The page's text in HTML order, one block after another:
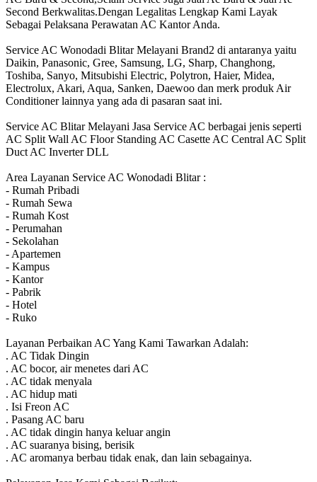
Second Berkwalitas.Dengan Legalitas Lengkap Kami Layak
Sebagai Pelaksana Perawatan AC Kantor Anda.
Service AC Wonodadi Blitar Melayani Brand2 di antaranya yaitu
Daikin, Panasonic, Gree, Samsung, LG, Sharp, Changhong,
Toshiba, Sanyo, Mitsubishi Electric, Polytron, Haier, Midea,
Electrolux, Akari, Aqua, Sanken, Daewoo dan merk produk Air
Conditioner lainnya yang ada di pasaran saat ini.
Service AC Blitar Melayani Jasa Service AC berbagai jenis seperti
AC Split Wall AC Floor Standing AC Casette AC Central AC Split
Duct AC Inverter DLL
Area Layanan Service AC Wonodadi Blitar :
- Rumah Pribadi
- Rumah Sewa
- Rumah Kost
- Perumahan
- Sekolahan
- Apartemen
- Kampus
- Kantor
- Pabrik
- Hotel
- Ruko
Layanan Perbaikan AC Yang Kami Tawarkan Adalah:
. AC Tidak Dingin
. AC bocor, air menetes dari AC
. AC tidak menyala
. AC hidup mati
. Isi Freon AC
. Pasang AC baru
. AC tidak dingin hanya keluar angin
. AC suaranya bising, berisik
. AC aromanya berbau tidak enak, dan lain sebagainya.